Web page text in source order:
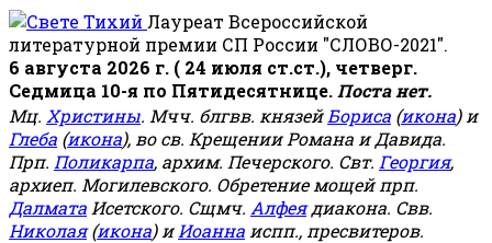
Лауреат Всероссийской
литературной премии СП России "СЛОВО-2021".
6 августа 2026 г. ( 24 июля ст.ст.), четверг.
Седмица 10-я по Пятидесятнице. Поста нет.
Мц. Христины. Мчч. блгвв. князейБориса (икона) и
Глеба (икона), во св. Крещении Романа и Давида.
Прп. Поликарпа, архим. Печерского. Свт. Георгия,
архиеп. Могилевского. Обретение мощей прп.
Далмата Исетского. Сщмч. Алфеядиакона. Свв.
Николая(икона) иИоанна испп., пресвитеров.